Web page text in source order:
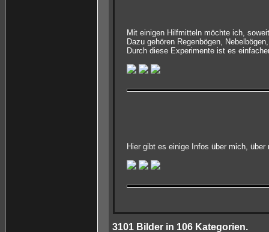
Mit einigen Hilfmitteln möchte ich,
Dazu gehören Regenbögen,
Durch diese Experimente ist es
Hier gibt es einige Infos über mich,
3101 Bilder in 106 Kategorien.